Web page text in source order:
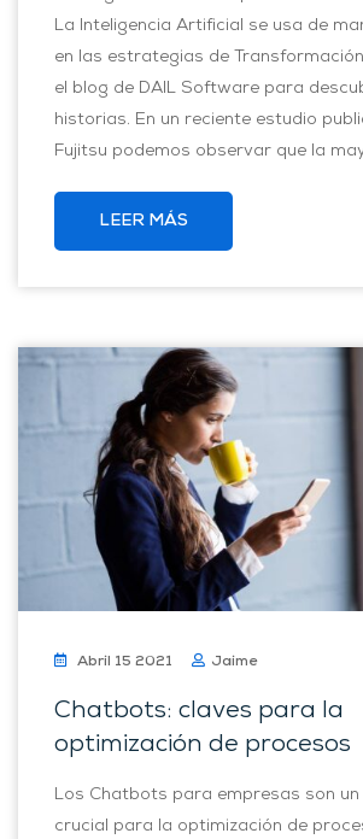
La Inteligencia Artificial se usa de
en las estrategias de
el blog de DAIL Software para
historias. En un reciente estudio
Fujitsu podemos observar que la
LEER MÁS
Abril 15 2021 Jaime
Chatbots: claves para la
optimización de procesos
Los Chatbots para empresas son un
crucial para la optimización de